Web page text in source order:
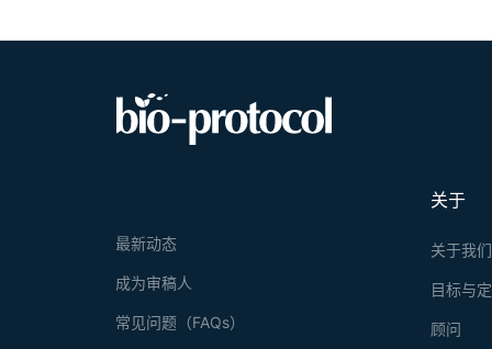
关于
关于我们
目标与
顾问
最新动态
成为审稿人
常见问题（FAQs）